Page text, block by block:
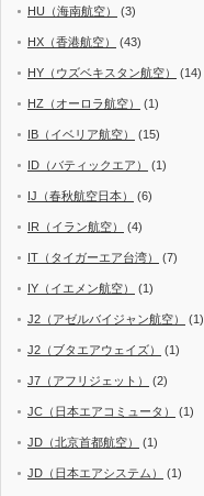
HU（海南航空） (3)
HX（香港航空） (43)
HY（ウズベキスタン航空） (14)
HZ（オーロラ航空） (1)
IB（イベリア航空） (15)
ID（バティックエア） (1)
IJ（春秋航空日本） (6)
IR（イラン航空） (4)
IT（タイガーエア台湾） (7)
IY（イエメン航空） (1)
J2（アゼルバイジャン航空） (1)
J2（ブタエアウェイズ） (1)
J7（アフリジェット） (2)
JC（日本エアコミュータ） (1)
JD（北京首都航空） (1)
JD（日本エアシステム） (1)